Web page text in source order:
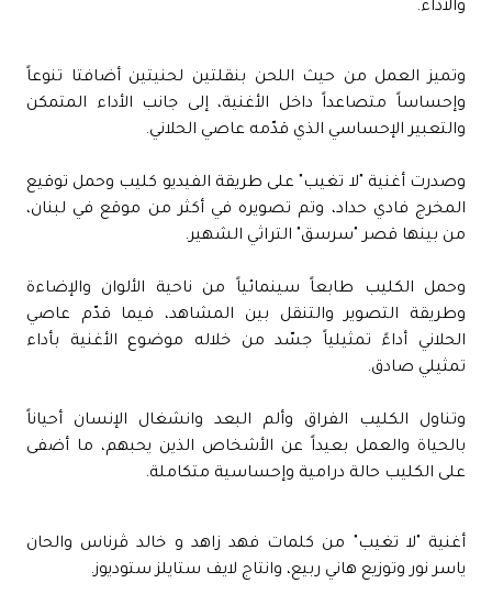
والأداء.
وتميز العمل من حيث اللحن بنقلتين لحنيتين أضافتا تنوعاً
وإحساساً متصاعداً داخل الأغنية، إلى جانب الأداء المتمكن
والتعبير الإحساسي الذي قدّمه عاصي الحلاني.
وصدرت أغنية "لا تغيب" على طريقة الفيديو كليب وحمل توقيع
المخرج فادي حداد، وتم تصويره في أكثر من موقع في لبنان،
من بينها قصر "سرسق" التراثي الشهير.
وحمل الكليب طابعاً سينمائياً من ناحية الألوان والإضاءة
وطريقة التصوير والتنقل بين المشاهد، فيما قدّم عاصي
الحلاني أداءً تمثيلياً جسّد من خلاله موضوع الأغنية بأداء
تمثيلي صادق.
وتناول الكليب الفراق وألم البعد وانشغال الإنسان أحياناً
بالحياة والعمل بعيداً عن الأشخاص الذين يحبهم، ما أضفى
على الكليب حالة درامية وإحساسية متكاملة.
أغنية "لا تغيب" من كلمات فهد زاهد و خالد ڤرناس والحان
ياسر نور وتوزيع هاني ربيع، وانتاج لايف ستايلز ستوديوز.